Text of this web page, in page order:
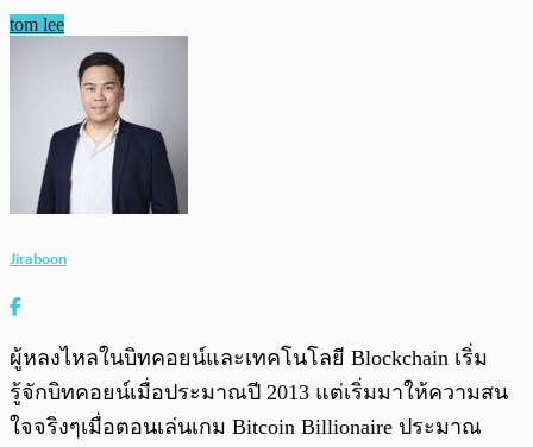
tom lee
Jiraboon
ผู้หลงไหลในบิทคอยน์และเทคโนโลยี Blockchain เริ่ม
รู้จักบิทคอยน์เมื่อประมาณปี 2013 แต่เริ่มมาให้ความสน
ใจจริงๆเมื่อตอนเล่นเกม Bitcoin Billionaire ประมาณ